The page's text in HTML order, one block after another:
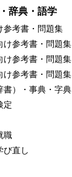
辞典・語学
参考書・問題集
け参考書・問題集
け参考書・問題集
け参考書・問題集
書）・事典・字典
定
職
び直し